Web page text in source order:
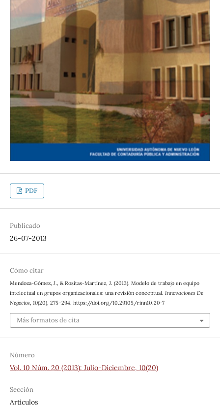
PDF
Publicado
26-07-2013
Cómo citar
Mendoza-Gómez, J., & Rositas-Martínez, J. (2013). Modelo de trabajo en equipo
intelectual en grupos organizacionales: una revisión conceptual. Innovaciones De
Negocios, 10(20), 275–294. https://doi.org/10.29105/rinn10.20-7
Más formatos de cita
Número
Vol. 10 Núm. 20 (2013): Julio-Diciembre, 10(20)
Sección
Artículos